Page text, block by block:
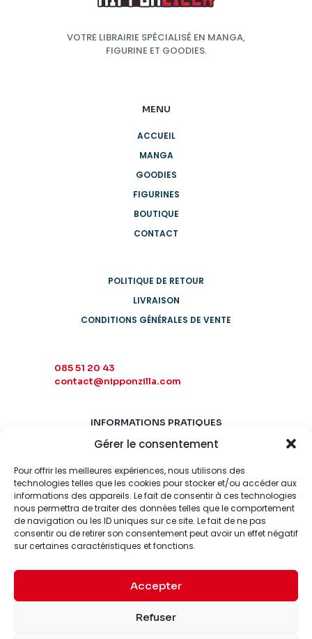
Gérer le consentement
Pour offrir les meilleures expériences, nous utilisons des
technologies telles que les cookies pour stocker et/ou accéder aux
informations des appareils. Le fait de consentir à ces technologies
nous permettra de traiter des données telles que le comportement
de navigation ou les ID uniques sur ce site. Le fait de ne pas
consentir ou de retirer son consentement peut avoir un effet négatif
sur certaines caractéristiques et fonctions.
Accepter
Refuser
VOTRE LIBRAIRIE SPÉCIALISÉ EN MANGA,
FIGURINE ET GOODIES.
MENU
ACCUEIL
MANGA
GOODIES
FIGURINES
BOUTIQUE
CONTACT
POLITIQUE DE RETOUR
LIVRAISON
CONDITIONS GÉNÉRALES DE VENTE
085 51 20 43
contact@nipponzilla.com
INFORMATIONS PRATIQUES
MARDI-SAMEDI
LUNDI-DIMANCHE
FERMÉ
© 2026 Nipponzilla. Tous
Mentions